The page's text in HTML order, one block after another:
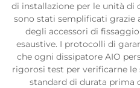
di installazione per le unità di
sono stati semplificati grazie
degli accessori di
esaustive. I protocolli di
che ogni dissipatore AIO
rigorosi test per verificarne
standard di durata prima